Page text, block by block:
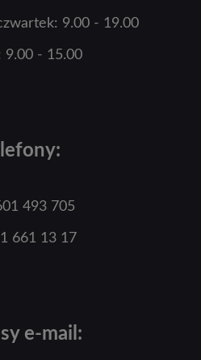
9.00 - 19.00
9.00 - 15.00
493 705
661 13 17
e-mail: